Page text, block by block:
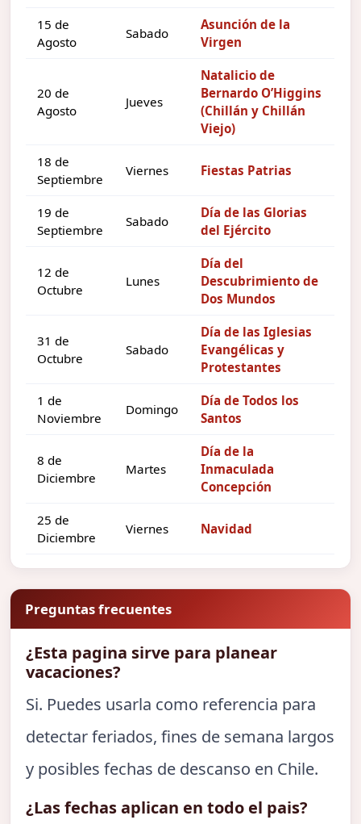
15 de
Agosto
Sabado
Asunción de la
Virgen
20 de
Agosto
Jueves
Natalicio de
Bernardo O’Higgins
(Chillán y Chillán
Viejo)
18 de
Septiembre
Viernes Fiestas Patrias
19 de
Septiembre
Sabado
Día de las Glorias
del Ejército
12 de
Octubre
Lunes
Día del
Descubrimiento de
Dos Mundos
31 de
Octubre
Sabado
Día de las Iglesias
Evangélicas y
Protestantes
1 de
Noviembre
Domingo
Día de Todos los
Santos
8 de
Diciembre
Martes
Día de la
Inmaculada
Concepción
25 de
Diciembre
Viernes Navidad
Preguntas frecuentes
¿Esta pagina sirve para planear
vacaciones?
Si. Puedes usarla como referencia para
detectar feriados, fines de semana largos
y posibles fechas de descanso en Chile.
¿Las fechas aplican en todo el pais?